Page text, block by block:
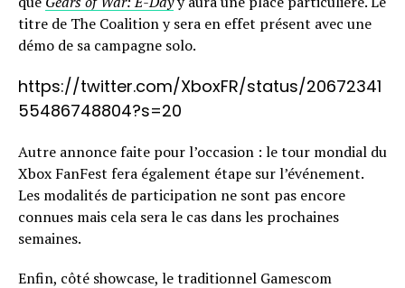
titre de The Coalition y sera en effet présent avec une
démo de sa campagne solo.
https://twitter.com/XboxFR/status/20672341
55486748804?s=20
Autre annonce faite pour l’occasion : le tour mondial du
Xbox FanFest fera également étape sur l’événement.
Les modalités de participation ne sont pas encore
connues mais cela sera le cas dans les prochaines
semaines.
Enfin, côté showcase, le traditionnel Gamescom